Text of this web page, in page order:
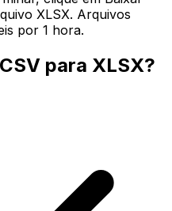
XLSX. Arquivos
por 1 hora.
para XLSX?